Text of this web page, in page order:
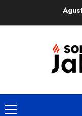
Primary